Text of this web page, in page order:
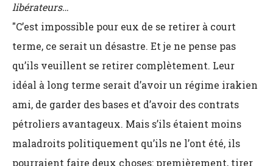
libérateurs…
"C’est impossible pour eux de se retirer à court
terme, ce serait un désastre. Et je ne pense pas
qu’ils veuillent se retirer complètement. Leur
idéal à long terme serait d’avoir un régime irakien
ami, de garder des bases et d’avoir des contrats
pétroliers avantageux. Mais s’ils étaient moins
maladroits politiquement qu’ils ne l’ont été, ils
pourraient faire deux choses: premièrement, tirer